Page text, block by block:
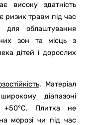
високу здатність
ризик травм під час
для облаштування
зон та місць з
дітей і дорослих
. Матеріал
діапазоні
Плитка не
морозі чи під час